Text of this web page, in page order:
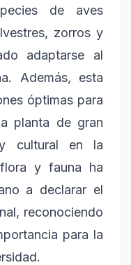
de aves
zorros y
adaptarse al
Además, esta
óptimas para
planta de gran
y cultural en la
y fauna ha
a declarar el
reconociendo
para la